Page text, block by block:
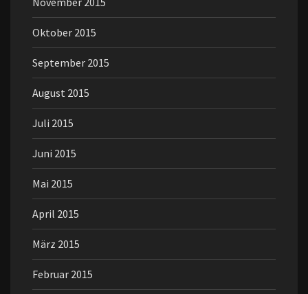
Oktober 2015
September 2015
August 2015
Juli 2015
Juni 2015
Mai 2015
April 2015
März 2015
Februar 2015